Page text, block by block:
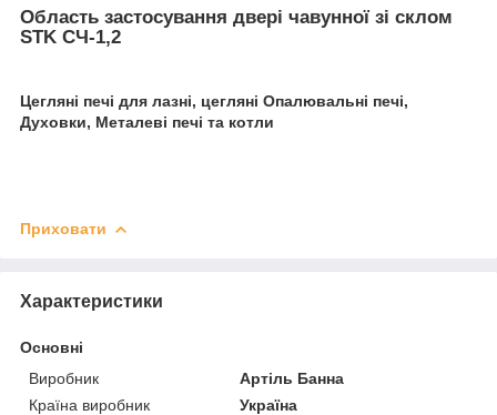
Область застосування двері чавунної зі склом
STK СЧ-1,2
Цегляні печі для лазні, цегляні Опалювальні печі,
Духовки, Металеві печі та котли
Приховати
Характеристики
Основні
Виробник
Артіль Банна
Країна виробник
Україна